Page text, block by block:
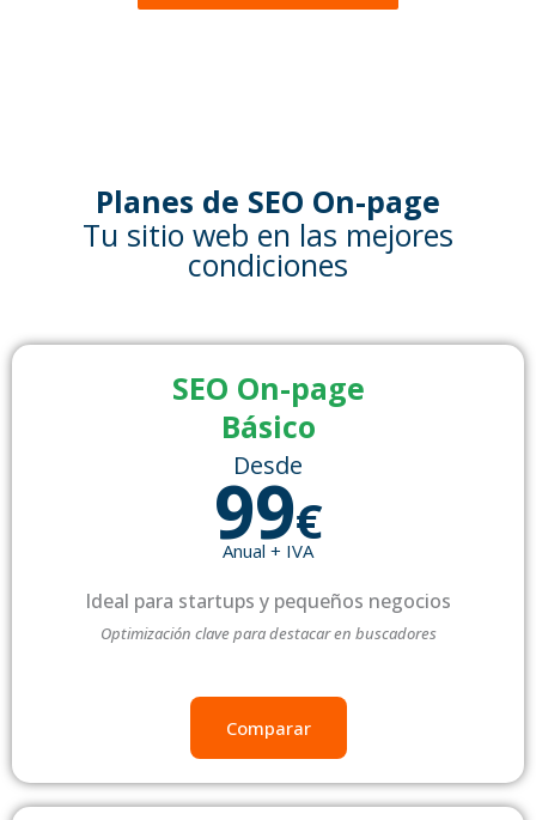
Planes de SEO On-page
Tu sitio web en las mejores
condiciones
SEO On-page
Básico
Desde
99€
Anual + IVA
Ideal para startups y pequeños negocios
Optimización clave para destacar en buscadores
Comparar